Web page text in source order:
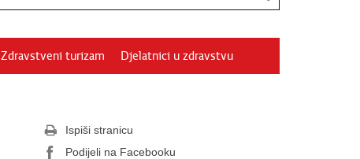
Zdravstveni turizam Djelatnici u zdravstvu
Ispiši stranicu
Podijeli na Facebooku